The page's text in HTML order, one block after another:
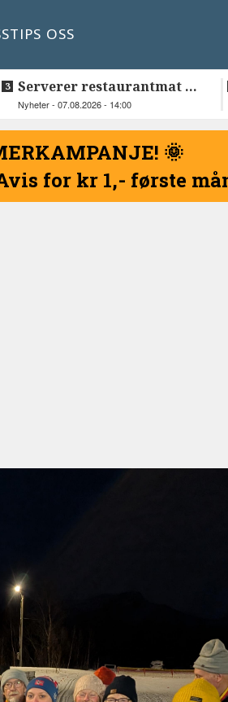
TIPS OSS
Serverer restaurantmat til
beboerne
Nyheter - 07.08.2026 - 14:00
🌞
for kr 1,- første